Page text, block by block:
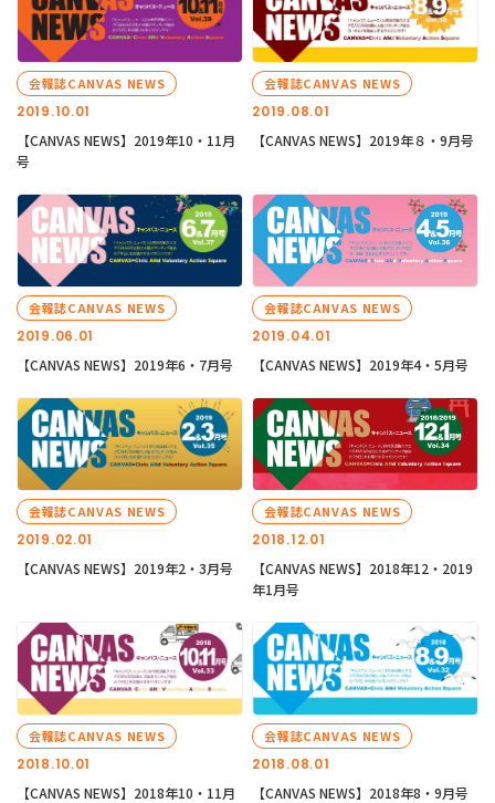
2019.10.01
会報誌CANVAS NEWS
【CANVAS NEWS】2019年10・11月
号
2019.08.01
会報誌CANVAS NEWS
【CANVAS NEWS】2019年８・9月号
2019.06.01
会報誌CANVAS NEWS
【CANVAS NEWS】2019年6・7月号
2019.04.01
会報誌CANVAS NEWS
【CANVAS NEWS】2019年4・5月号
2019.02.01
会報誌CANVAS NEWS
【CANVAS NEWS】2019年2・3月号
2018.12.01
会報誌CANVAS NEWS
【CANVAS NEWS】2018年12・2019
年1月号
2018.10.01
会報誌CANVAS NEWS
【CANVAS NEWS】2018年10・11月
2018.08.01
会報誌CANVAS NEWS
【CANVAS NEWS】2018年8・9月号